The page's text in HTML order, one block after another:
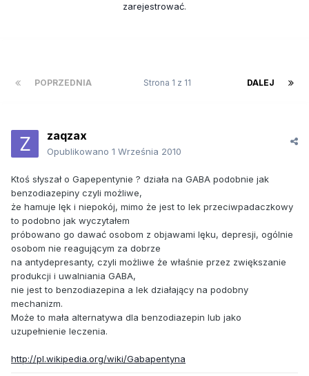
zarejestrować.
POPRZEDNIA DALEJ
Strona 1 z 11
zaqzax
Opublikowano 1 Września 2010
Ktoś słyszał o Gapepentynie ? działa na GABA podobnie jak
benzodiazepiny czyli możliwe,
że hamuje lęk i niepokój, mimo że jest to lek przeciwpadaczkowy
to podobno jak wyczytałem
próbowano go dawać osobom z objawami lęku, depresji, ogólnie
osobom nie reagującym za dobrze
na antydepresanty, czyli możliwe że właśnie przez zwiększanie
produkcji i uwalniania GABA,
nie jest to benzodiazepina a lek działający na podobny
mechanizm.
Może to mała alternatywa dla benzodiazepin lub jako
uzupełnienie leczenia.
http://pl.wikipedia.org/wiki/Gabapentyna